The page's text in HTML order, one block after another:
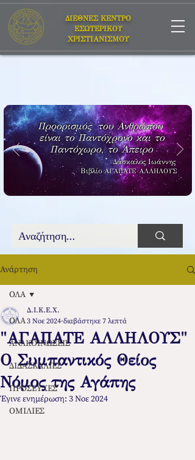
ΔΙΕΘΝΕΣ ΚΕΝΤΡΟ
ΕΣΩΤΕΡΙΚΟΥ
ΧΡΙΣΤΙΑΝΙΣΜΟΥ
Προορισμός του Ανθρώπου
είναι το Παντόχρονο και το
Παντόχωρο, το Άπειρο
Δάσκαλος Ιωάννης
ΒιβλίοΑΓΑΠΑΤΕ ΑΛΛΗΛΟΥΣ
Ανάρτηση
ΟΛΑ
ΑΝΑΚΟΙΝΩΣΕΙΣ
ΔΙΔΑΣΚΑΛΙΕΣ
ΠΡΟΣΕΥΧΕΣ
ΟΜΙΛΙΕΣ
ΟΛΑ
"ΑΓΑΠΑΤΕ ΑΛΛΗΛΟΥΣ"
Ο Συμπαντικός Θείος
Νόμος της Αγάπης
Δ.Ι.Κ.Ε.Χ.
3 Νοε 2024 διαβάστηκε 7 λεπτά
Έγινε ενημέρωση: 3 Νοε 2024